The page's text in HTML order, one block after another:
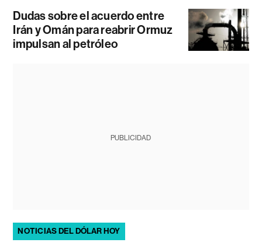
Dudas sobre el acuerdo entre
Irán y Omán para reabrir Ormuz
impulsan al petróleo
PUBLICIDAD
NOTICIAS DEL DÓLAR HOY